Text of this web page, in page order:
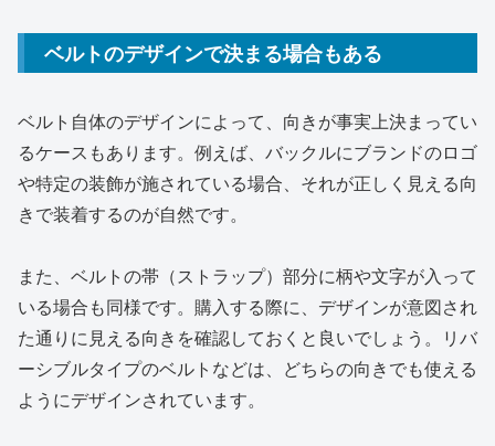
ベルトのデザインで決まる場合もある
ベルト自体のデザインによって、向きが事実上決まってい
るケースもあります。例えば、バックルにブランドのロゴ
や特定の装飾が施されている場合、それが正しく見える向
きで装着するのが自然です。
また、ベルトの帯（ストラップ）部分に柄や文字が入って
いる場合も同様です。購入する際に、デザインが意図され
た通りに見える向きを確認しておくと良いでしょう。リバ
ーシブルタイプのベルトなどは、どちらの向きでも使える
ようにデザインされています。